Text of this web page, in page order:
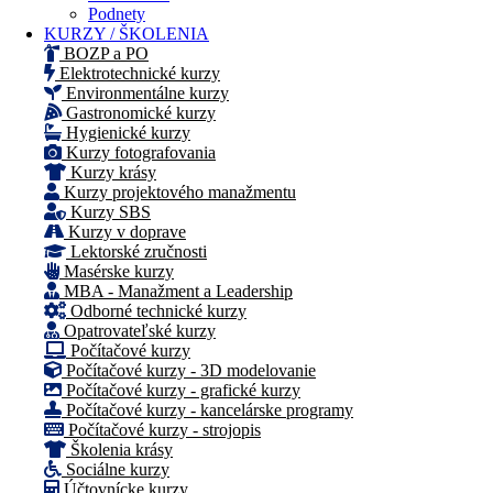
Podnety
KURZY / ŠKOLENIA
BOZP a PO
Elektrotechnické kurzy
Environmentálne kurzy
Gastronomické kurzy
Hygienické kurzy
Kurzy fotografovania
Kurzy krásy
Kurzy projektového manažmentu
Kurzy SBS
Kurzy v doprave
Lektorské zručnosti
Masérske kurzy
MBA - Manažment a Leadership
Odborné technické kurzy
Opatrovateľské kurzy
Počítačové kurzy
Počítačové kurzy - 3D modelovanie
Počítačové kurzy - grafické kurzy
Počítačové kurzy - kancelárske programy
Počítačové kurzy - strojopis
Školenia krásy
Sociálne kurzy